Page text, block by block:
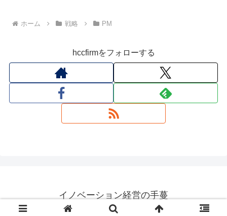
ホーム 戦略 PM
hccfirmをフォローする
イノベーション経営の手蔓
© Human Capital Consulting